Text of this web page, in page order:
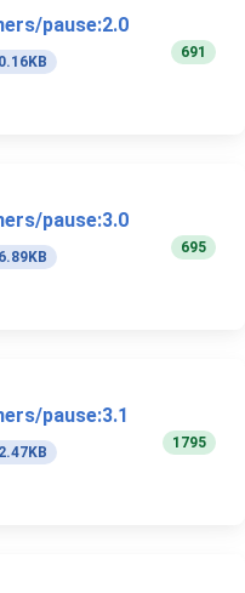
pause:2.0
691
pause:3.0
695
pause:3.1
1795